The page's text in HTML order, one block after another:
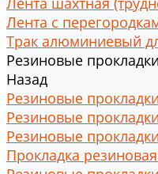
Лента с
Трак алюминиевый
Резиновые прокладки
Назад
Резиновые прокладки
Резиновые
Резиновые
Прокладка